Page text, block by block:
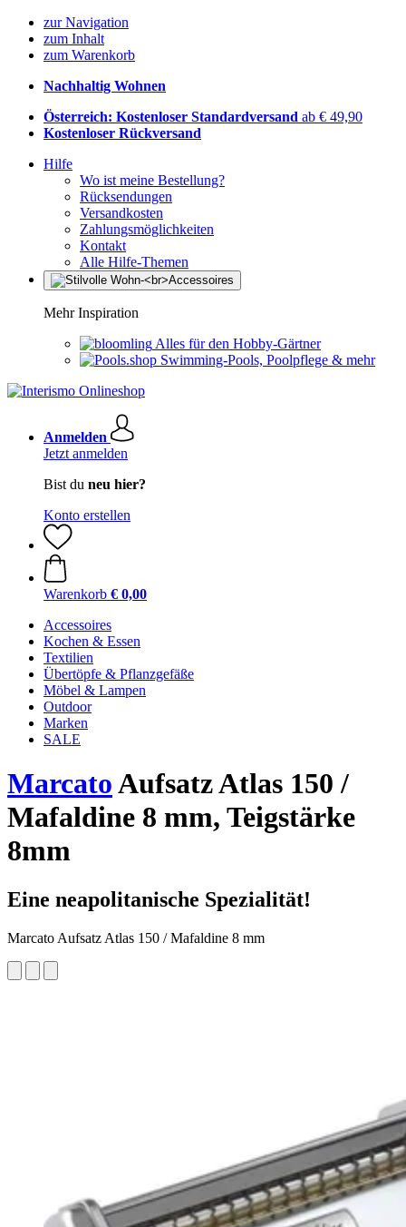
zur Navigation
zum Inhalt
zum Warenkorb
Nachhaltig Wohnen
Österreich: Kostenloser Standardversand ab € 49,90
Kostenloser Rückversand
Hilfe
Wo ist meine Bestellung?
Rücksendungen
Versandkosten
Zahlungsmöglichkeiten
Kontakt
Alle Hilfe-Themen
Mehr Inspiration
Alles für den Hobby-Gärtner
Swimming-Pools, Poolpflege & mehr
Anmelden
Jetzt anmelden
Bist du neu hier?
Konto erstellen
Warenkorb € 0,00
Accessoires
Kochen & Essen
Textilien
Übertöpfe & Pflanzgefäße
Möbel & Lampen
Outdoor
Marken
SALE
MarcatoAufsatz Atlas 150 /
Mafaldine 8 mm, Teigstärke
8mm
Eine neapolitanische Spezialität!
Marcato Aufsatz Atlas 150 / Mafaldine 8 mm